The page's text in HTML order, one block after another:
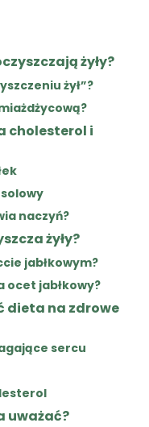
żyły?
żył”?
cholesterol i
naczyń?
żyły?
jabłkowym?
ocet jabłkowy?
dieta na zdrowe
sercu
uważać?